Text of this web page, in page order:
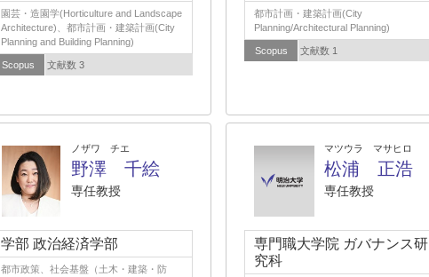
園芸・造園学(Horticulture and Landscape
Architecture)、都市計画・建築計画(City
Planning and Building Planning)
Scopus 文献数 3
都市計画・建築計画(City
Planning/Architectural Planning)
Scopus 文献数 1
ノザワ チエ
野澤 千絵
専任教授
学部 政治経済学部
都市政策、社会基盤（土木・建築・防
マツウラ マサヒロ
松浦 正浩
専任教授
専門職大学院 ガバナンス研
究科